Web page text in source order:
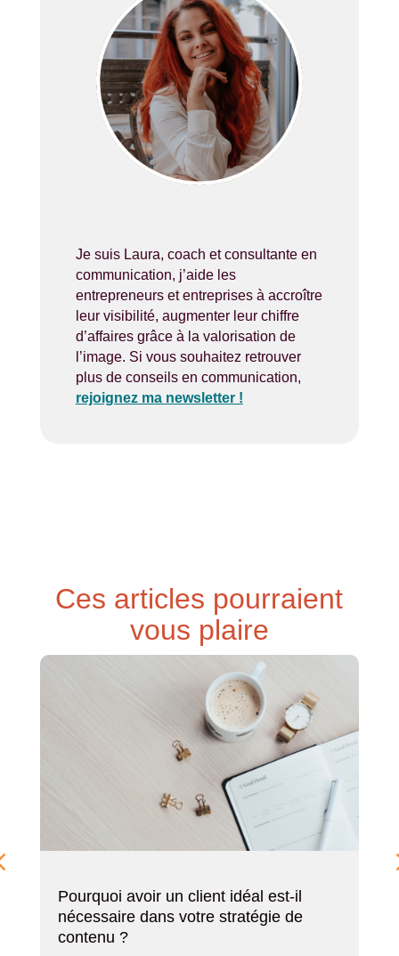
Je suis Laura, coach et consultante en
communication, j’aide les
entrepreneurs et entreprises à accroître
leur visibilité, augmenter leur chiffre
d’affaires grâce à la valorisation de
l’image. Si vous souhaitez retrouver
plus de conseils en communication,
rejoignez ma newsletter !
Ces articles pourraient
vous plaire
Pourquoi avoir un client idéal est-il
nécessaire dans votre stratégie de
contenu ?